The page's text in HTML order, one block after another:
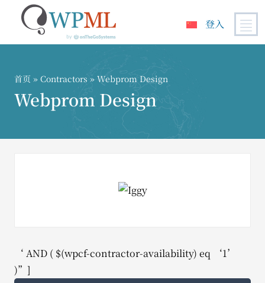
登入
首页 » Contractors » Webprom Design
Webprom Design
‘ AND ( $(wpcf-contractor-availability) eq ‘1’
)”]